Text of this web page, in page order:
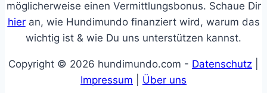
möglicherweise einen Vermittlungsbonus. Schaue Dir
hieran, wie Hundimundo finanziert wird, warum das
wichtig ist & wie Du uns unterstützen kannst.
Copyright © 2026 hundimundo.com - Datenschutz
Impressum
Über uns